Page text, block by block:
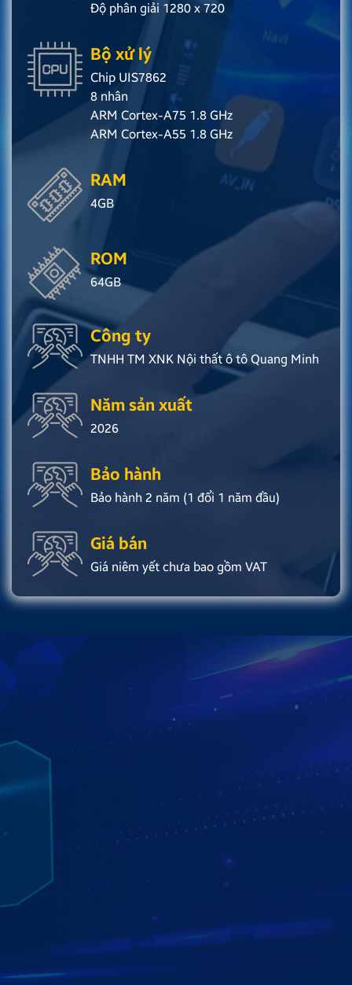
Độ phân giải 1280 x 720
Bộ xử lý
Chip UIS7862
8 nhân
ARM Cortex-A75 1.8 GHz
ARM Cortex-A55 1.8 GHz
RAM
4GB
ROM
64GB
Công ty
TNHH TM XNK Nội thất ô tô Quang Minh
Năm sản xuất
2026
Bảo hành
Bảo hành 2 năm (1 đổi 1 năm đầu)
Giá bán
Giá niêm yết chưa bao gồm VAT
MÀN HÌNH ZESTECH ZX10 BẢN CAO CẤP
CÔNG NGHỆ VƯỢT TRỘI - HIỆU NĂNG MẠNH MẼ
Đánh dấu bước đột phá, cùng những trang bị dẫn dầu,
màn hình Zestech ZX10 Bản Cao Cấp ra mắt mang lại trải